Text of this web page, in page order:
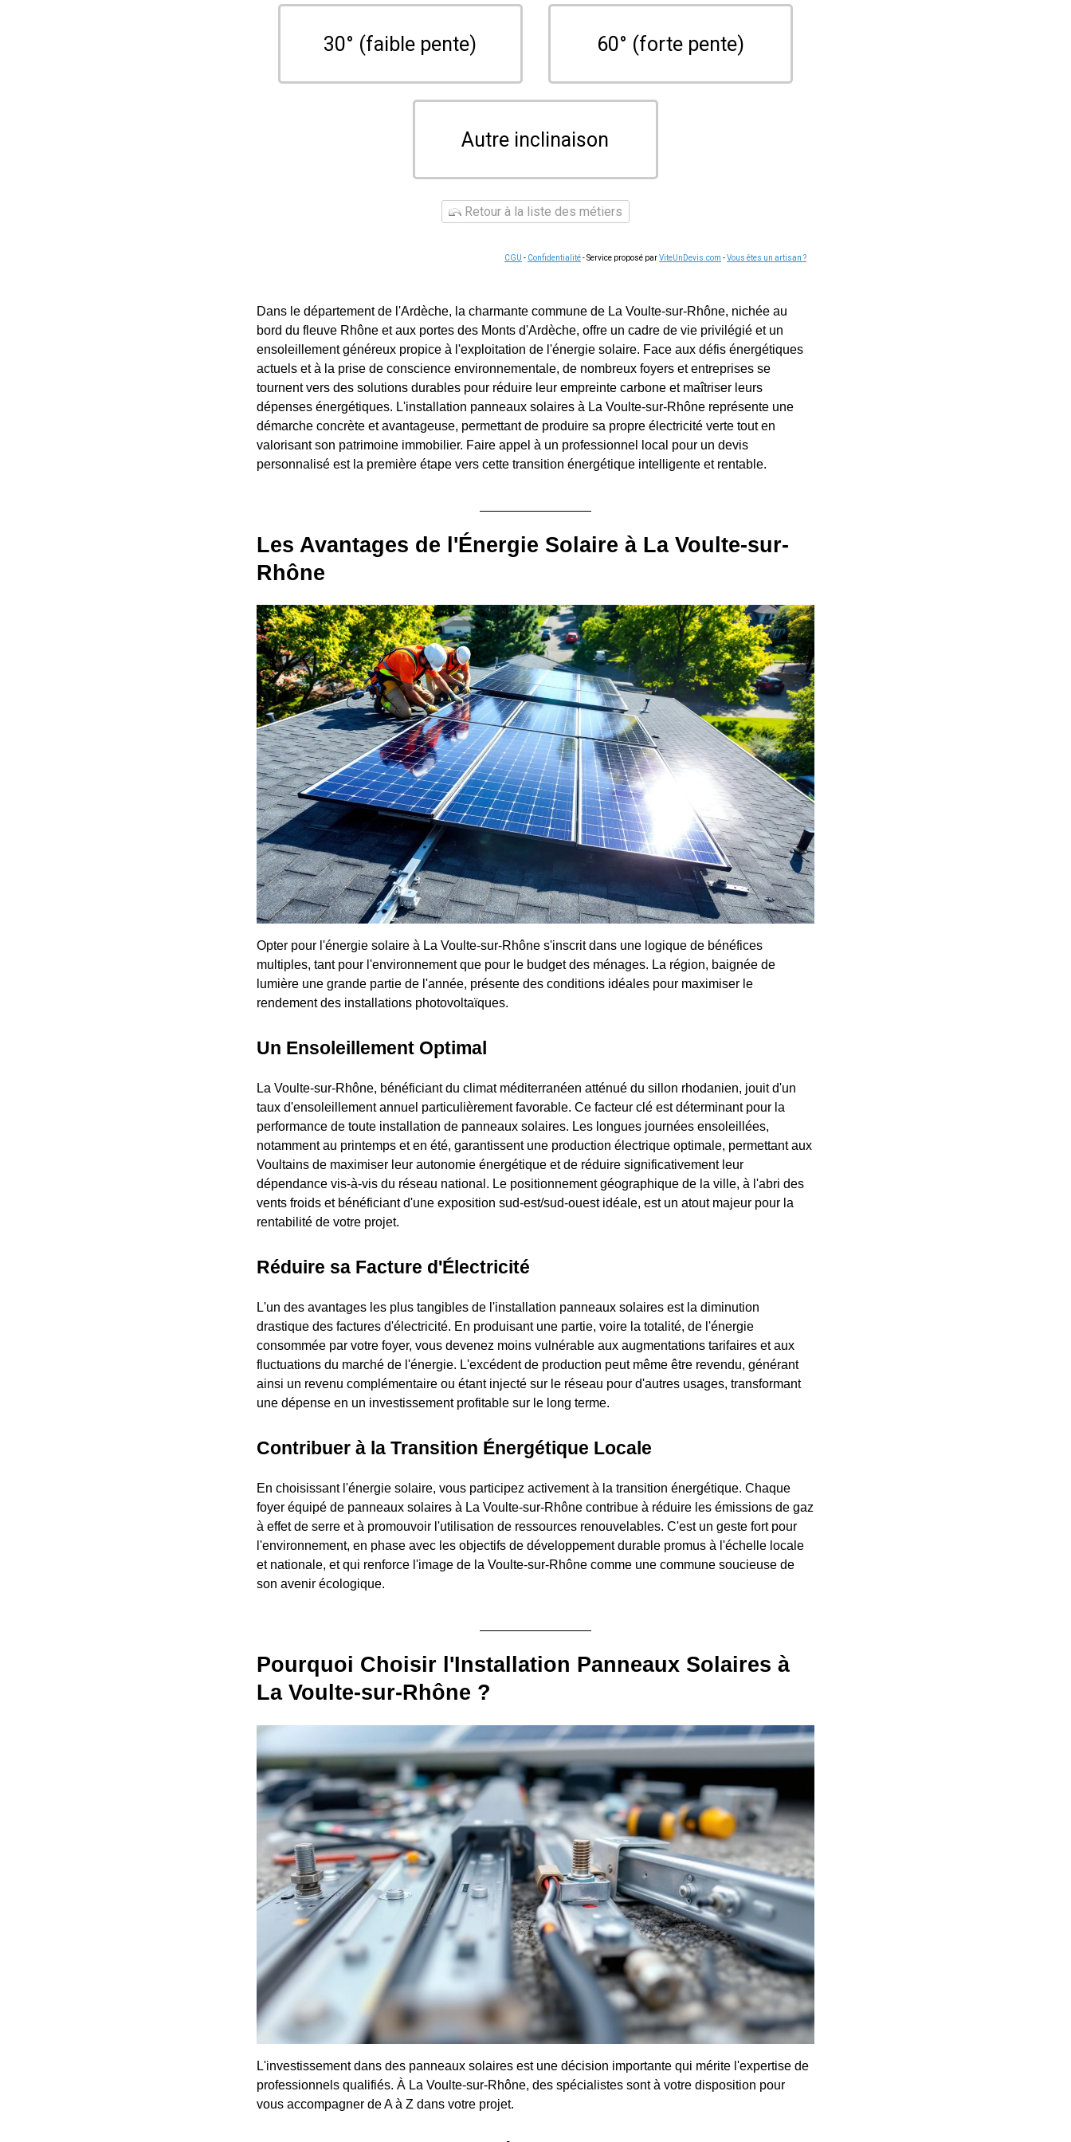
30° (faible pente) 60° (forte pente)
Autre inclinaison
Retour à la liste des métiers
CGU - Confidentialité- Service proposé parViteUnDevis.com -Vous êtes un artisan ?
Dans le département de l'Ardèche, la charmante commune de La Voulte-sur-Rhône, nichée au
bord du fleuve Rhône et aux portes des Monts d'Ardèche, offre un cadre de vie privilégié et un
ensoleillement généreux propice à l'exploitation de l'énergie solaire. Face aux défis énergétiques
actuels et à la prise de conscience environnementale, de nombreux foyers et entreprises se
tournent vers des solutions durables pour réduire leur empreinte carbone et maîtriser leurs
dépenses énergétiques. L'installation panneaux solaires à La Voulte-sur-Rhône représente une
démarche concrète et avantageuse, permettant de produire sa propre électricité verte tout en
valorisant son patrimoine immobilier. Faire appel à un professionnel local pour un devis
personnalisé est la première étape vers cette transition énergétique intelligente et rentable.
Les Avantages de l'Énergie Solaire à La Voulte-sur-
Rhône
Opter pour l'énergie solaire à La Voulte-sur-Rhône s'inscrit dans une logique de bénéfices
multiples, tant pour l'environnement que pour le budget des ménages. La région, baignée de
lumière une grande partie de l'année, présente des conditions idéales pour maximiser le
rendement des installations photovoltaïques.
Un Ensoleillement Optimal
La Voulte-sur-Rhône, bénéficiant du climat méditerranéen atténué du sillon rhodanien, jouit d'un
taux d'ensoleillement annuel particulièrement favorable. Ce facteur clé est déterminant pour la
performance de toute installation de panneaux solaires. Les longues journées ensoleillées,
notamment au printemps et en été, garantissent une production électrique optimale, permettant aux
Voultains de maximiser leur autonomie énergétique et de réduire significativement leur
dépendance vis-à-vis du réseau national. Le positionnement géographique de la ville, à l'abri des
vents froids et bénéficiant d'une exposition sud-est/sud-ouest idéale, est un atout majeur pour la
rentabilité de votre projet.
Réduire sa Facture d'Électricité
L'un des avantages les plus tangibles de l'installation panneaux solaires est la diminution
drastique des factures d'électricité. En produisant une partie, voire la totalité, de l'énergie
consommée par votre foyer, vous devenez moins vulnérable aux augmentations tarifaires et aux
fluctuations du marché de l'énergie. L'excédent de production peut même être revendu, générant
ainsi un revenu complémentaire ou étant injecté sur le réseau pour d'autres usages, transformant
une dépense en un investissement profitable sur le long terme.
Contribuer à la Transition Énergétique Locale
En choisissant l'énergie solaire, vous participez activement à la transition énergétique. Chaque
foyer équipé de panneaux solaires à La Voulte-sur-Rhône contribue à réduire les émissions de gaz
à effet de serre et à promouvoir l'utilisation de ressources renouvelables. C'est un geste fort pour
l'environnement, en phase avec les objectifs de développement durable promus à l'échelle locale
et nationale, et qui renforce l'image de la Voulte-sur-Rhône comme une commune soucieuse de
son avenir écologique.
Pourquoi Choisir l'Installation Panneaux Solaires à
La Voulte-sur-Rhône ?
L'investissement dans des panneaux solaires est une décision importante qui mérite l'expertise de
professionnels qualifiés. À La Voulte-sur-Rhône, des spécialistes sont à votre disposition pour
vous accompagner de A à Z dans votre projet.